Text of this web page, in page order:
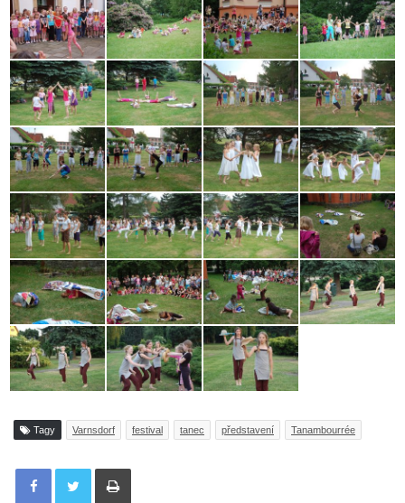
Tagy Varnsdorf festival tanec představení Tanambourrée
Tisknout